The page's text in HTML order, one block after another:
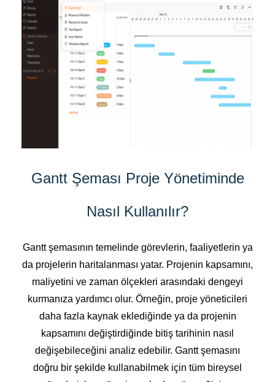
Gantt Şeması Proje Yönetiminde
Nasıl Kullanılır?
Gantt şemasının temelinde görevlerin, faaliyetlerin ya
da projelerin haritalanması yatar. Projenin kapsamını,
maliyetini ve zaman ölçekleri arasındaki dengeyi
kurmanıza yardımcı olur. Örneğin, proje yöneticileri
daha fazla kaynak eklediğinde ya da projenin
kapsamını değiştirdiğinde bitiş tarihinin nasıl
değişebileceğini analiz edebilir. Gantt şemasını
doğru bir şekilde kullanabilmek için tüm bireysel